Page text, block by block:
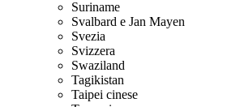
Suriname
Svalbard e Jan Mayen
Svezia
Svizzera
Swaziland
Tagikistan
Taipei cinese